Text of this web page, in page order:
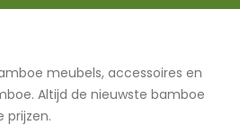
meubels, accessoires en
Altijd de nieuwste bamboe
prijzen.